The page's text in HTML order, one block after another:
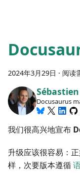
2024年3月29日 · 阅读
Docusaurus
我们很高兴地宣布
升级应该很容易：
样，次要版本遵循